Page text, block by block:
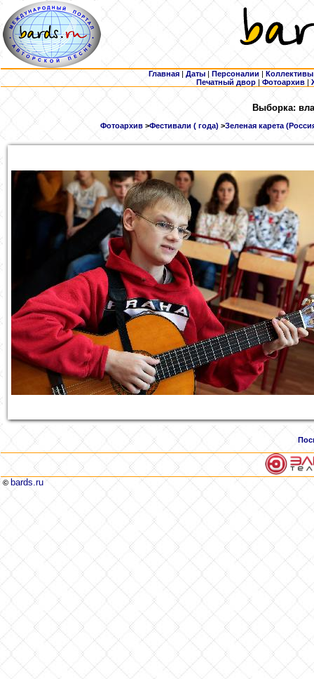
Главная | Даты | Персоналии | Коллективы
Печатный двор |Фотоархив |
Выборка:
Фотоархив>Фестивали ( года) >Зеленая карета
© bards.ru